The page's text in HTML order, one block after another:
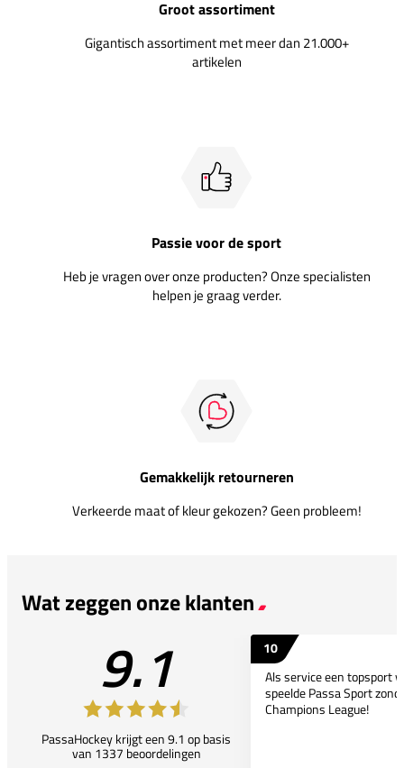
Groot assortiment
Gigantisch assortiment met meer dan 21.000+
artikelen
Passie voor de sport
Heb je vragen over onze producten? Onze specialisten
helpen je graag verder.
Gemakkelijk retourneren
Verkeerde maat of kleur gekozen? Geen probleem!
Wat zeggen onze klanten
9.1
PassaHockey krijgt een 9.1 op basis
van 1337 beoordelingen
10
Als service een topsport
speelde Passa Sport
Champions League!